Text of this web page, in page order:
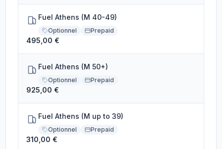
Fuel Athens (M 40-49)
Optionnel Prepaid
495,00 €
Fuel Athens (M 50+)
Optionnel Prepaid
925,00 €
Fuel Athens (M up to 39)
Optionnel Prepaid
310,00 €